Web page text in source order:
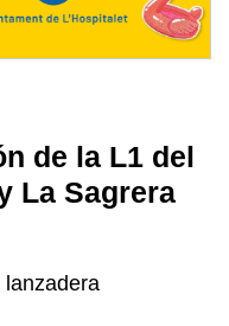
de la L1 del
La Sagrera
lanzadera